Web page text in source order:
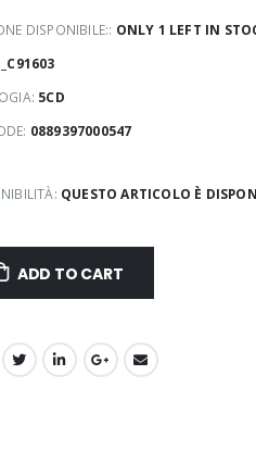
DISPONIBILE:: ONLY 1 LEFT IN
5CD
0889397000547
QUESTO ARTICOLO È
ADD TO CART